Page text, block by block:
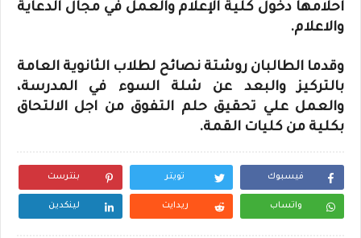
احلامها دخول كلية الإعلام والعمل في مجال الدعاية
والاعلام.
وقدما الطالبان روشتة نصائح لطلاب الثانوية العامة
بالتركيز والبعد عن شلة السوء في المدرسة،
والعمل علي تحقيق حلم التفوق من اجل الالتحاق
بكلية من كليات القمة.
فيسبوك تويتر بنترست
واتساب ريدايت لينكدين